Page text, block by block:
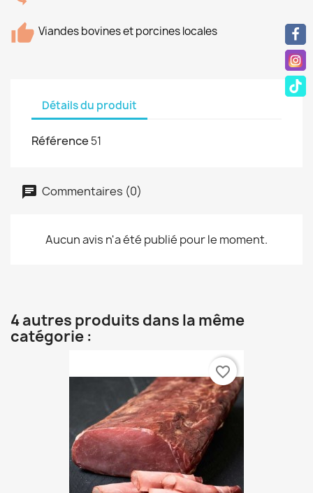
Viandes bovines et porcines locales
Détails du produit
Référence 51
Commentaires (0)
Aucun avis n'a été publié pour le moment.
4 autres produits dans la même
catégorie :
favorite_border